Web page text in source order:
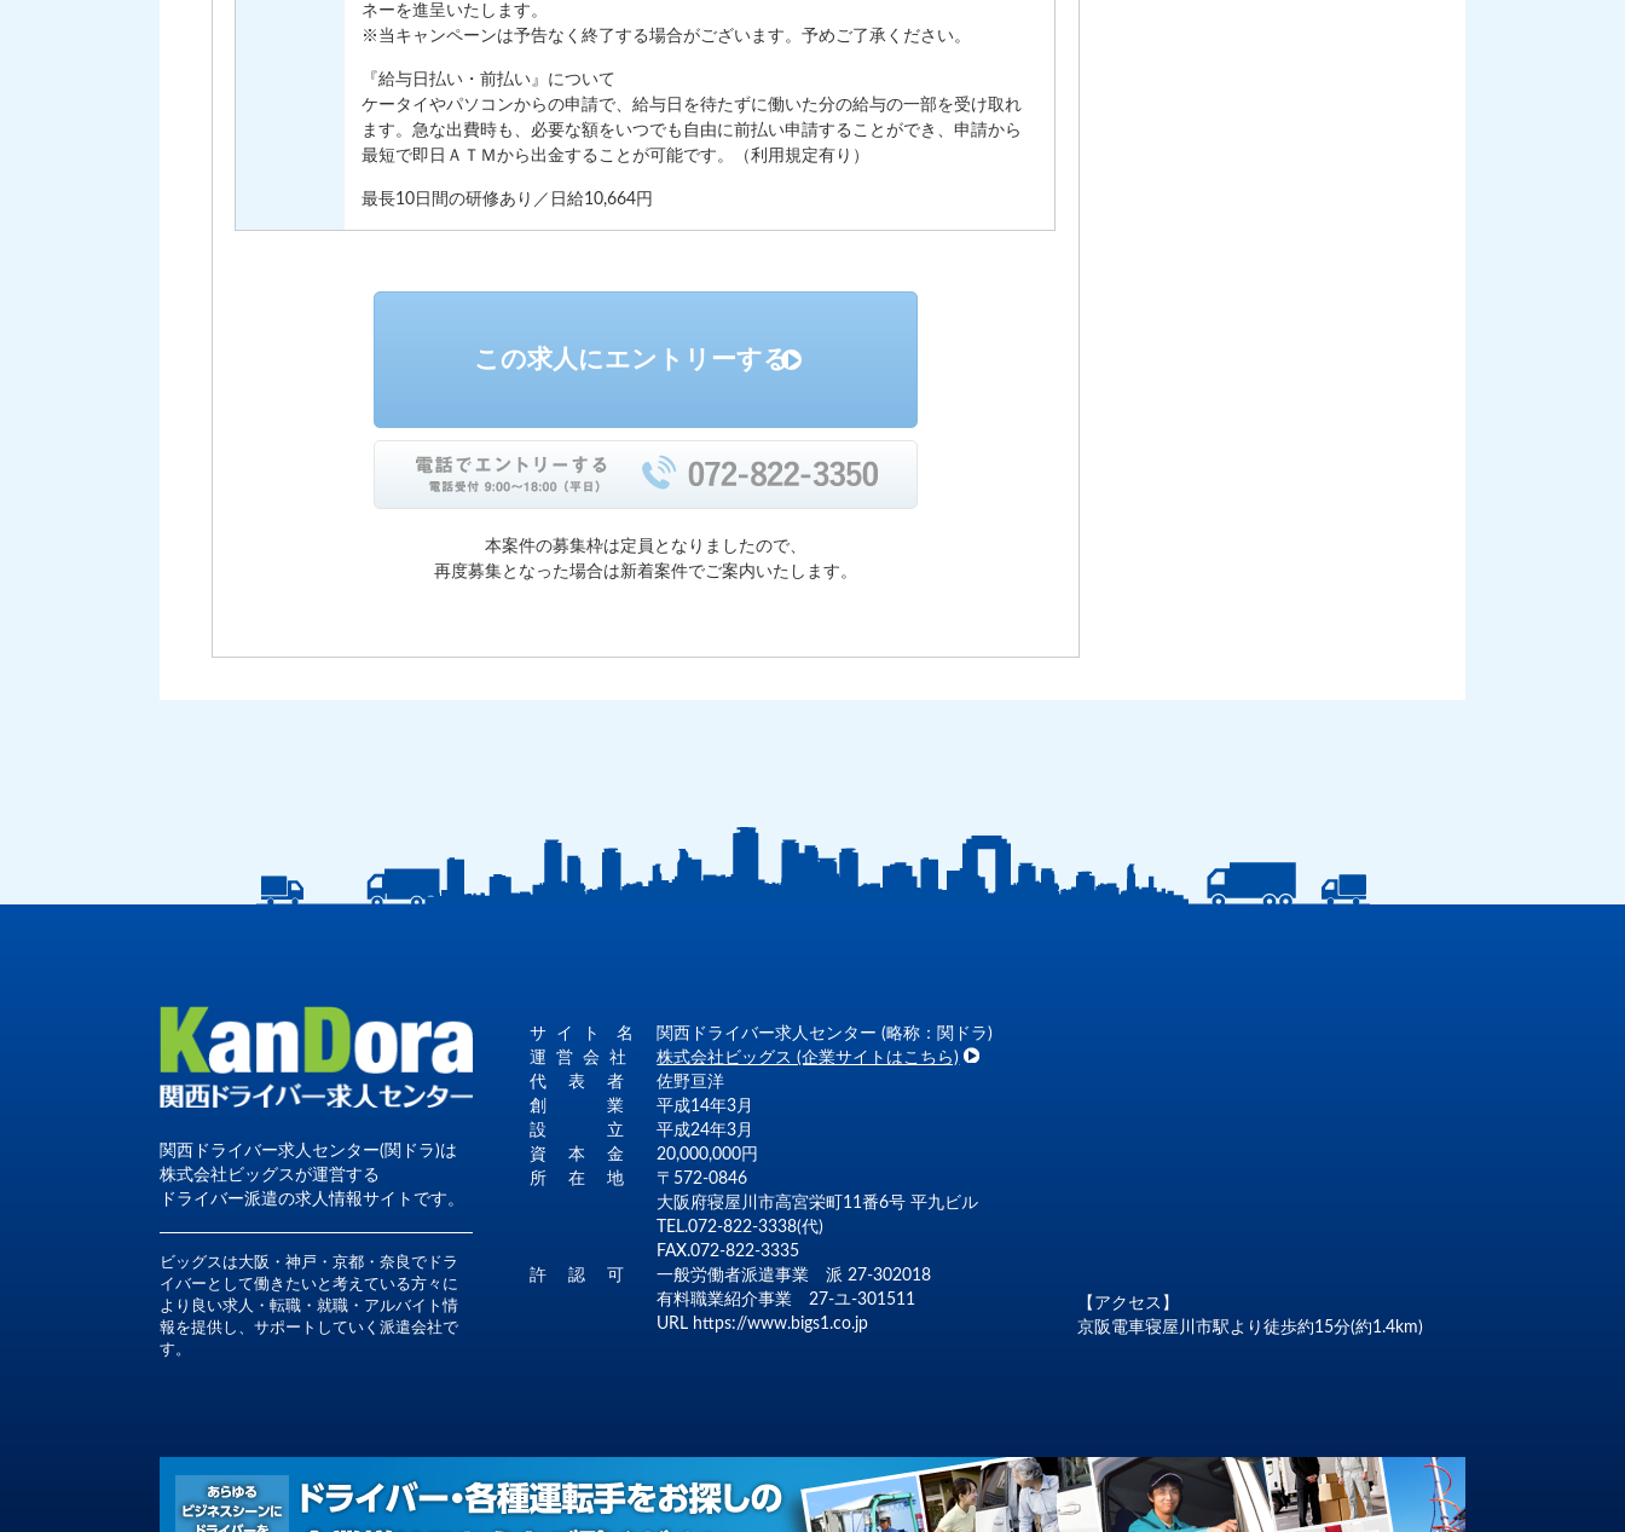
ネーを進呈いたします。
※当キャンペーンは予告なく終了する場合がございます。予めご了承ください。
『給与日払い・前払い』について
ケータイやパソコンからの申請で、給与日を待たずに働いた分の給与の一部を受け取れ
ます。急な出費時も、必要な額をいつでも自由に前払い申請することができ、申請から
最短で即日ＡＴＭから出金することが可能です。（利用規定有り）
最長10日間の研修あり／日給10,664円
この求人にエントリーする
本案件の募集枠は定員となりましたので、
再度募集となった場合は新着案件でご案内いたします。
関西ドライバー求人センター(関ドラ)は
株式会社ビッグスが運営する
ドライバー派遣の求人情報サイトです。
ビッグスは大阪・神戸・京都・奈良でドラ
イバーとして働きたいと考えている方々に
より良い求人・転職・就職・アルバイト情
報を提供し、サポートしていく派遣会社で
す。
サ イ ト 名
関西ドライバー求人センター (略称：関ドラ)
運 営 会 社
株式会社ビッグス (企業サイトはこちら)
代 表 者
佐野亘洋
創 業
平成14年3月
設 立
平成24年3月
資 本 金
20,000,000円
所 在 地
〒572-0846
大阪府寝屋川市高宮栄町11番6号 平九ビル
TEL.072-822-3338(代)
FAX.072-822-3335
許 認 可
一般労働者派遣事業 派 27-302018
有料職業紹介事業 27-ユ-301511
URL https://www.bigs1.co.jp
【アクセス】
京阪電車寝屋川市駅より徒歩約15分(約1.4km)